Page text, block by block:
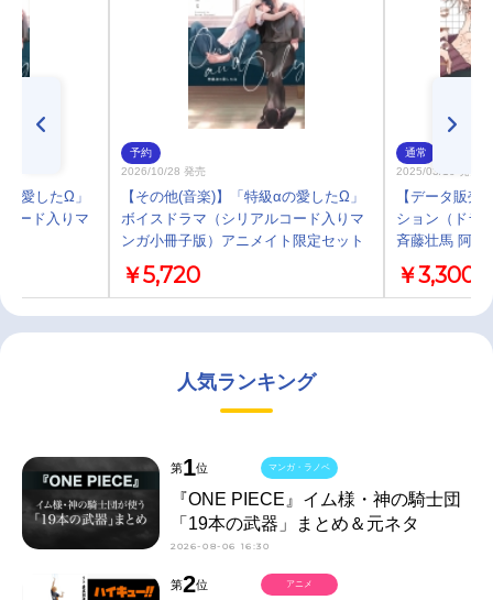
愛したΩ」
ード入りマ
予約
2026/10/28 発売
【その他(音楽)】「特級αの愛したΩ」
ボイスドラマ（シリアルコード入りマ
ンガ小冊子版）アニメイト限定セット
￥5,720
通常
2025/03/10 発売
【データ販売
ション（ドラ
斉藤壮馬 阿座
￥3,300
人気ランキング
第1位
『ONE PIECE』イム様・神の騎士団
「19本の武器」まとめ＆元ネタ
2026-08-06 16:30
マンガ・ラノベ
第2位 アニメ